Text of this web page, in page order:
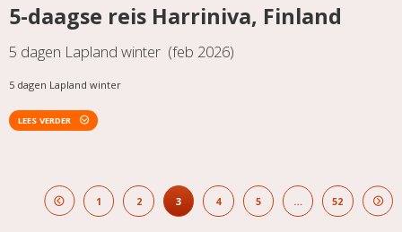
5-daagse reis Harriniva, Finland
5 dagen Lapland winter (feb 2026)
5 dagen Lapland winter
LEES VERDER
1 2 3 4 5 … 52